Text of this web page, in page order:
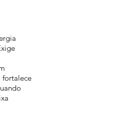
fortalece